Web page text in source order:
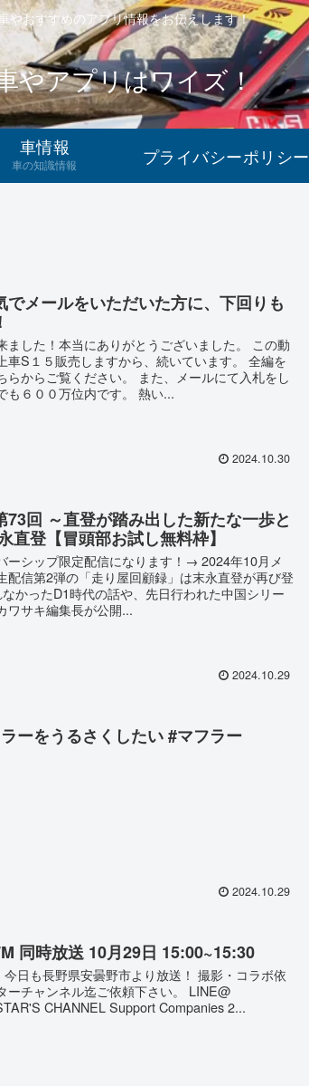
やおすすめのアプリ情報をお伝えします！
やアプリはワイズ！
車情報
車の知識情報 プライバシーポリシー
でメールをいただいた方に、下回りも
ました！本当にありがとうございました。 この動
車S１５販売しますから、続いています。 全編を
らからご覧ください。 また、メールにて入札をし
も６００万位内です。 熱い...
2024.10.30
73回 ～直登が踏み出した新たな一歩と
直登【冒頭部お試し無料枠】
ーシップ限定配信になります！→ 2024年10月メ
配信第2弾の「走り屋回顧録」は末永直登が再び登
かったD1時代の話や、先日行われた中国シリー
ワサキ編集長が公開...
2024.10.29
ーをうるさくしたい #マフラー
2024.10.29
同時放送 10月29日 15:00~15:30
日も長野県安曇野市より放送！ 撮影・コラボ依
ーチャンネル迄ご依頼下さい。 LINE@
CHANNEL Support Companies 2...